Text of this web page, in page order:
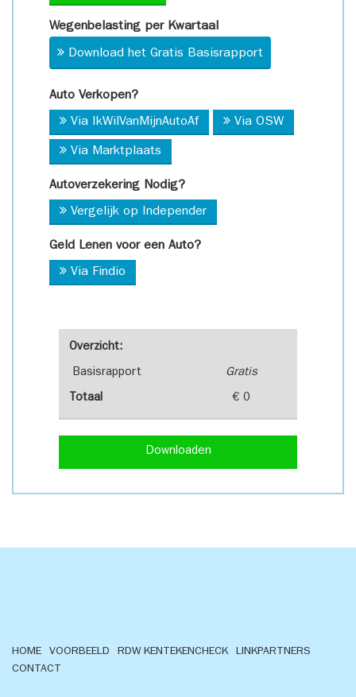
Overzicht:
Basisrapport Gratis
Totaal € 0
Downloaden
Wegenbelasting per Kwartaal
Download het Gratis Basisrapport
Auto Verkopen?
Via IkWilVanMijnAutoAf Via OSW
Via Marktplaats
Autoverzekering Nodig?
Vergelijk op Independer
Geld Lenen voor een Auto?
Via Findio
HOME VOORBEELD RDW KENTEKENCHECK
LINKPARTNERS
CONTACT